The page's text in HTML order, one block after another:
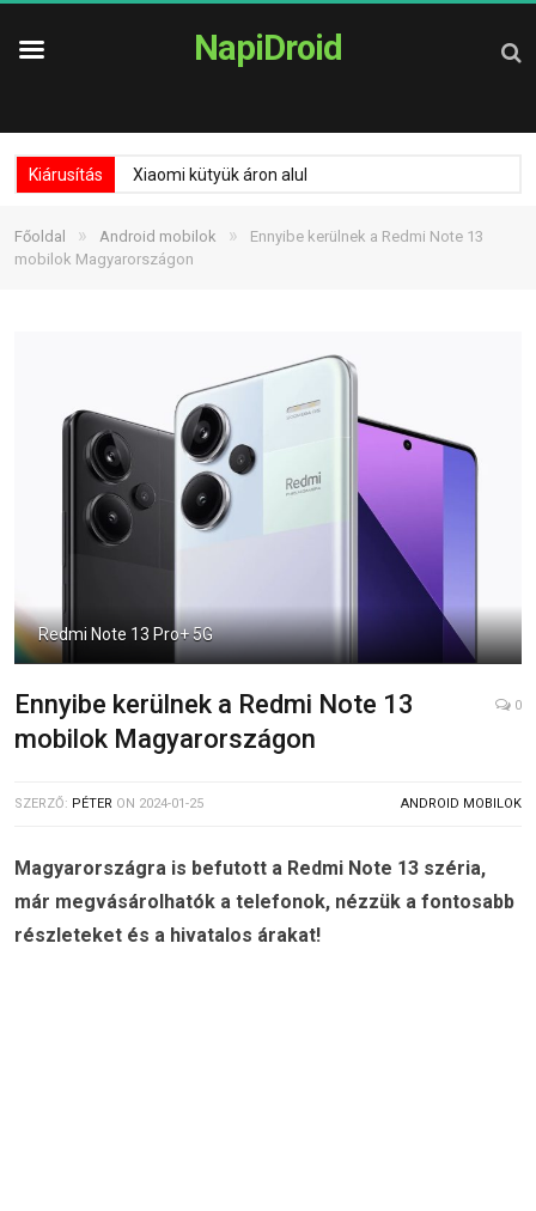
NapiDroid
Kiárusítás Xiaomi kütyük áron alul
Főoldal » Android mobilok »
Ennyibe kerülnek a Redmi Note 13
mobilok Magyarországon
Redmi Note 13 Pro+ 5G
Ennyibe kerülnek a Redmi Note 13
mobilok Magyarországon
0
SZERZŐ: PÉTER ON 2024-01-25 ANDROID MOBILOK
Magyarországra is befutott a Redmi Note 13 széria,
már megvásárolhatók a telefonok, nézzük a fontosabb
részleteket és a hivatalos árakat!